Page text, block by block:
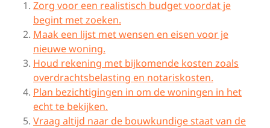
Zorg voor een realistisch budget voordat je
begint met zoeken.
Maak een lijst met wensen en eisen voor je
nieuwe woning.
Houd rekening met bijkomende kosten zoals
overdrachtsbelasting en notariskosten.
Plan bezichtigingen in om de woningen in het
echt te bekijken.
Vraag altijd naar de bouwkundige staat van de